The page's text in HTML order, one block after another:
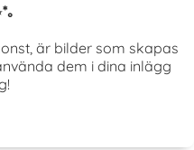
｡
är bilder som skapas
dem i dina inlägg